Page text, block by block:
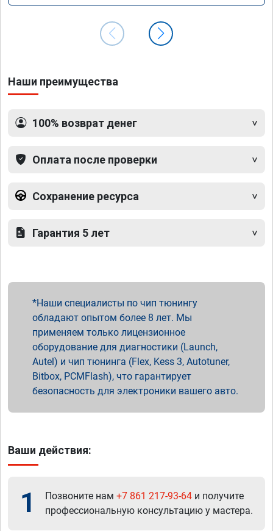
Наши преимущества
100% возврат денег
Оплата после проверки
Сохранение ресурса
Гарантия 5 лет
Наши специалисты по чип тюнингу
обладают опытом более 8 лет. Мы
применяем только лицензионное
оборудование для диагностики (Launch,
Autel) и чип тюнинга (Flex, Kess 3, Autotuner,
Bitbox, PCMFlash), что гарантирует
безопасность для электроники вашего авто.
Ваши действия:
1 Позвоните нам +7 861 217-93-64 и получите
профессиональную консультацию у мастера.